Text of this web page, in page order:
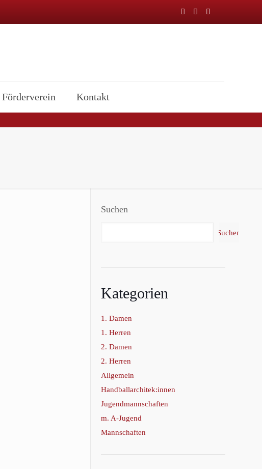
Förderverein Kontakt
Suchen
Suchen
Kategorien
1. Damen
1. Herren
2. Damen
2. Herren
Allgemein
Handballarchitek:innen
Jugendmannschaften
m. A-Jugend
Mannschaften